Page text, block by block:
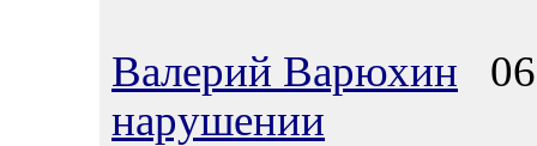
Валерий Варюхин
нарушении